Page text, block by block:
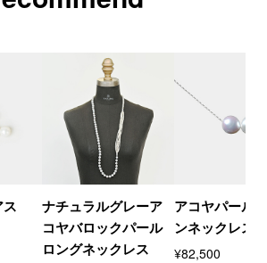
ナチュラルグレーア
コヤバロックパール
ロングネックレス
アコヤパール
ンネックレス
¥82,500